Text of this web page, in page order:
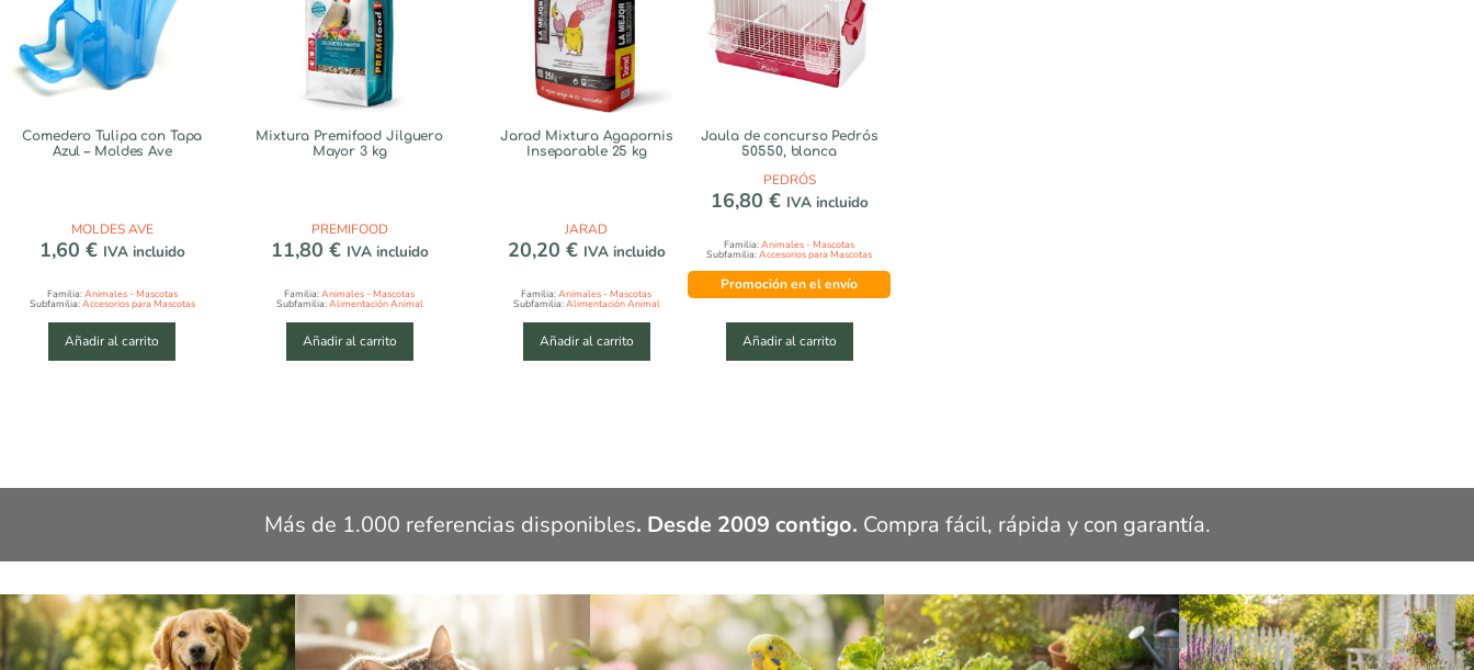
Comedero Tulipa con Tapa
Azul – Moldes Ave
MOLDES AVE
1,60 € IVA incluido
Familia:Animales - Mascotas
Subfamilia:Accesorios para Mascotas
Añadir al carrito
Mixtura Premifood Jilguero
Mayor 3 kg
PREMIFOOD
11,80 € IVA incluido
Familia:Animales - Mascotas
Subfamilia:Alimentación Animal
Añadir al carrito
Jarad Mixtura Agapornis
Inseparable 25 kg
JARAD
20,20 € IVA incluido
Familia:Animales - Mascotas
Subfamilia:Alimentación Animal
Añadir al carrito
Jaula de concurso Pedrós
50550, blanca
PEDRÓS
16,80 € IVA incluido
Familia:Animales - Mascotas
Subfamilia:Accesorios para Mascotas
Promoción en el envío
Añadir al carrito
Más de 1.000 referencias disponibles. Desde 2009 contigo. Compra fácil, rápida y con garantía.